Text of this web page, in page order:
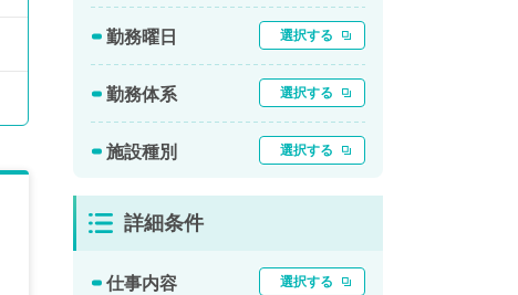
勤務曜日 選択する
勤務体系 選択する
施設種別 選択する
詳細条件
仕事内容 選択する